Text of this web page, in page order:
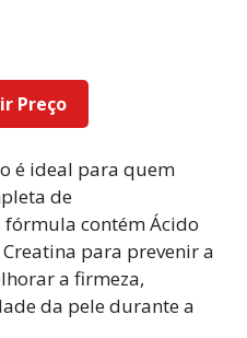
Preço
é ideal para quem
de
fórmula contém Ácido
para prevenir a
a firmeza,
da pele durante a